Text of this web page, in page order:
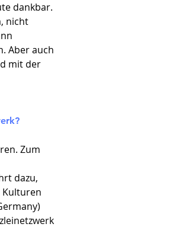
dankbar.
nicht
Aber auch
mit der
Zum
dazu,
Kulturen